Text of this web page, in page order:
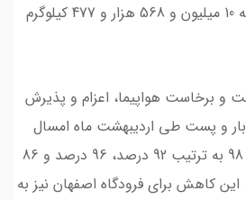
اردیبهشت ماه سال گذشته 10 میلیون و 568 هزار و 477 کیلوگرم
و برخاست هواپیما،‌ اعزام و پذیرش
و پست طی اردیبهشت ماه امسال
نسبت به ماه مشابه سال 98 به ترتیب 92 درصد، 96 درصد و 86
کاهش برای فرودگاه اصفهان نیز به